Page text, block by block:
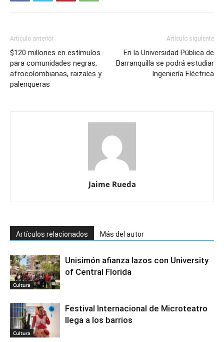
Artículo anterior
$120 millones en estímulos
para comunidades negras,
afrocolombianas, raizales y
palenqueras
Artículo siguiente
En la Universidad Pública de
Barranquilla se podrá estudiar
Ingeniería Eléctrica
Jaime Rueda
Artículos relacionados Más del autor
Cultura
Unisimón afianza lazos con University
of Central Florida
Cultura
Festival Internacional de Microteatro
llega a los barrios